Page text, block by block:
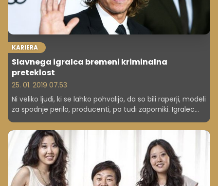
KARIERA
Slavnega igralca bremeni kriminalna
preteklost
25. 01. 2019 07.53
Ni veliko ljudi, ki se lahko pohvalijo, da so bili raperji, modeli
za spodnje perilo, producenti, pa tudi zaporniki. Igralec
Mark Wahlberg je bil vse našteto. Še preden je postal
eden najbolj prepoznavnih obrazov Hollywooda, je
namreč hodil po sila nevarnih poteh; bil je član ulične
tolpe, preprodajal droge, se tudi sam drogiral in zaradi
napada celo pristal v zaporu. Pred nedavnim je razkril,
kako mu je uspelo ponovno najti pravo pot in nizati
igralske, producentske ter podjetniške uspehe.